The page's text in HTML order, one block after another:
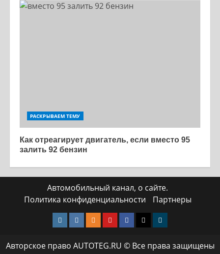
РАСКРЫВАЕМ ТЕМУ
Как отреагирует двигатель, если вместо 95
залить 92 бензин
Автомобильный канал, о сайте.
Политика конфиденциальности
Партнеры
Instagram
VK Одноклассники
YotubeFacebook
TwitterТелеграмм
Авторское право AUTOTEG.RU © Все права защищены